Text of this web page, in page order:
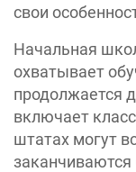
свои
Начальная
охватывает
продолжается
включает
штатах могут
заканчиваются